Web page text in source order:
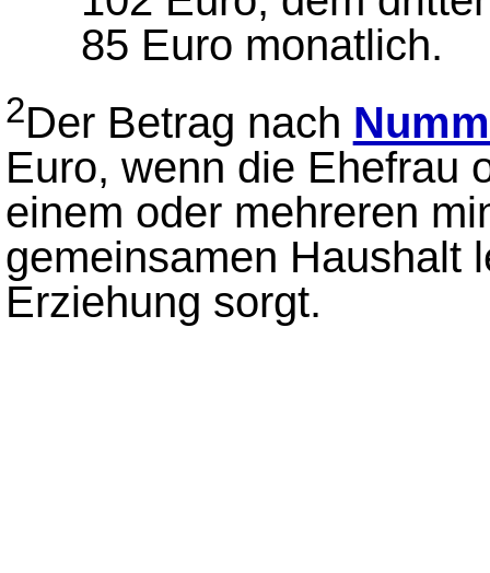
85 Euro monatlich.
2Der Betrag nach
Euro, wenn die Ehefrau
einem oder mehreren
gemeinsamen Haushalt
Erziehung sorgt.